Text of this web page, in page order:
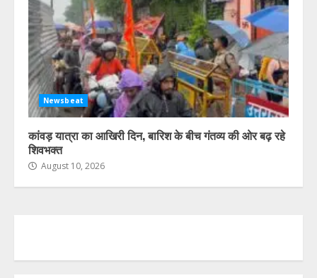
Newsbeat
कांवड़ यात्रा का आखिरी दिन, बारिश के बीच गंतव्य की ओर बढ़ रहे
शिवभक्त
August 10, 2026